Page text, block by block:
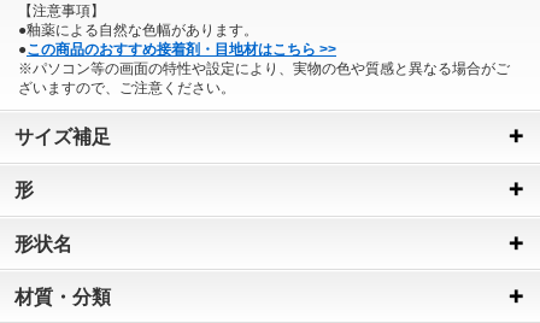
【注意事項】
●釉薬による自然な色幅があります。
●この商品のおすすめ接着剤・目地材はこちら >>
※パソコン等の画面の特性や設定により、実物の色や質感と異なる場合がご
ざいますので、ご注意ください。
サイズ補足
形
形状名
材質・分類